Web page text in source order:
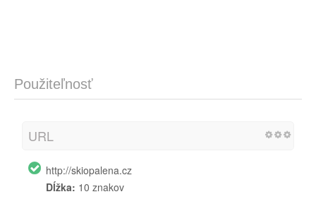
Použiteľnosť
URL
http://skiopalena.cz
Dĺžka: 10 znakov